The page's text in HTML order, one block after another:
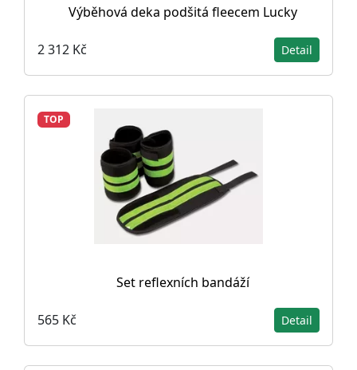
Výběhová deka podšitá fleecem Lucky
2 312 Kč Detail
TOP
Set reflexních bandáží
565 Kč Detail